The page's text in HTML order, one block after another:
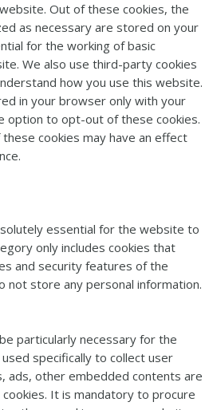
Out of these cookies, the
as necessary are stored on your
for the working of basic
We also use third-party cookies
how you use this website.
in your browser only with your
option to opt-out of these cookies.
cookies may have an effect
essential for the website to
only includes cookies that
and security features of the
not store any personal information.
particularly necessary for the
specifically to collect user
ads, other embedded contents are
It is mandatory to procure